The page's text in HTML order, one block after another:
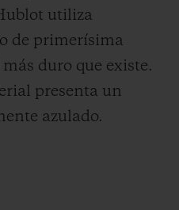
utiliza
de primerísima
duro que existe.
presenta un
azulado.